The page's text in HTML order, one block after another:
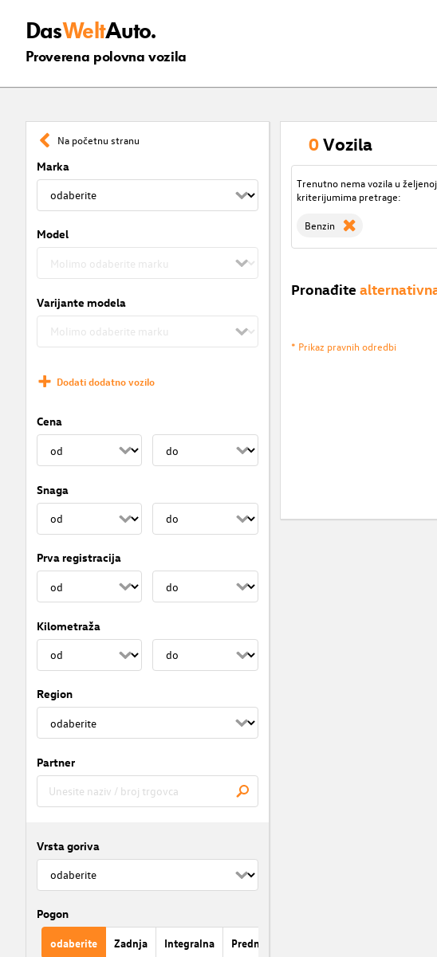
DasWeltAuto.
Proverena polovna vozila
Na početnu stranu
Marka
Model
Varijante modela
Dodati dodatno vozilo
Cena
Snaga
Prva registracija
Kilometraža
Region
Partner
Vrsta goriva
Pogon
odaberite Zadnja Integralna Prednja
0Vozila
Trenutno nema vozila u
kriterijumima pretrage:
Benzin
Pronađite
* Prikaz pravnih odredbi